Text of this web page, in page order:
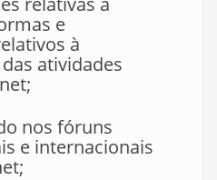
e
à
atividades
nos fóruns
e internacionais